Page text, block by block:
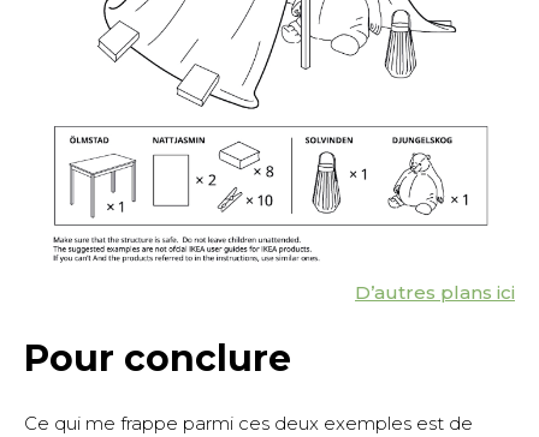
D’autres plans ici
Pour conclure
Ce qui me frappe parmi ces deux exemples est de